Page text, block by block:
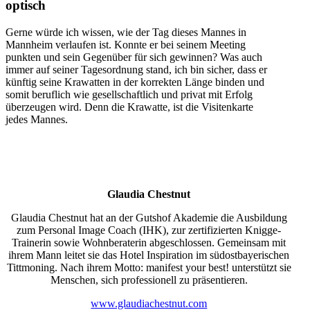
optisch
Gerne würde ich wissen, wie der Tag dieses Mannes in
Mannheim verlaufen ist. Konnte er bei seinem Meeting
punkten und sein Gegenüber für sich gewinnen? Was auch
immer auf seiner Tagesordnung stand, ich bin sicher, dass er
künftig seine Krawatten in der korrekten Länge binden und
somit beruflich wie gesellschaftlich und privat mit Erfolg
überzeugen wird. Denn die Krawatte, ist die Visitenkarte
jedes Mannes.
Glaudia Chestnut
Glaudia Chestnut hat an der Gutshof Akademie die Ausbildung
zum Personal Image Coach (IHK), zur zertifizierten Knigge-
Trainerin sowie Wohnberaterin abgeschlossen. Gemeinsam mit
ihrem Mann leitet sie das Hotel Inspiration im südostbayerischen
Tittmoning. Nach ihrem Motto: manifest your best! unterstützt sie
Menschen, sich professionell zu präsentieren.
www.glaudiachestnut.com